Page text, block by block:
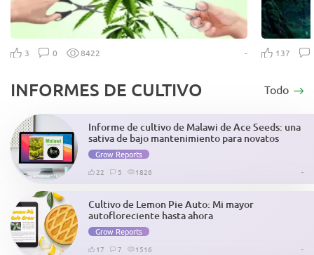
3 0 8422 - 137
INFORMES DE CULTIVO Todo
Informe de cultivo de Malawi de Ace Seeds: una
sativa de bajo mantenimiento para novatos
Grow Reports
22 5 1826 -
Cultivo de Lemon Pie Auto: Mi mayor
autofloreciente hasta ahora
Grow Reports
17 7 1516 -